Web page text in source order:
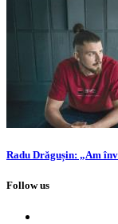
Radu Drăgușin: „Am
Follow us